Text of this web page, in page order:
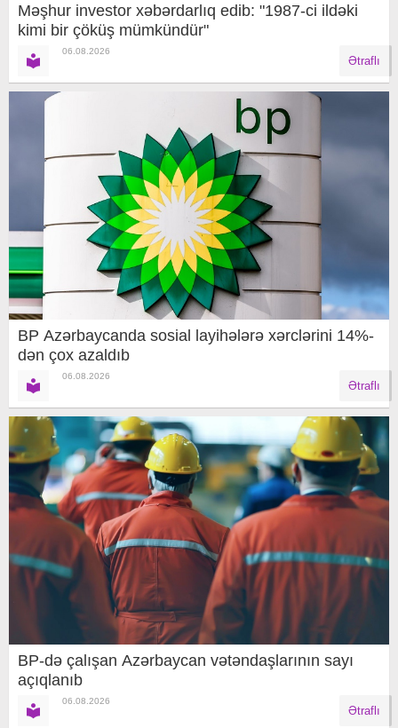
Məşhur investor xəbərdarlıq edib: "1987-ci ildəki
kimi bir çöküş mümkündür"
06.08.2026
Ətraflı
BP Azərbaycanda sosial layihələrə xərclərini 14%-
dən çox azaldıb
06.08.2026
Ətraflı
BP-də çalışan Azərbaycan vətəndaşlarının sayı
açıqlanıb
06.08.2026
Ətraflı